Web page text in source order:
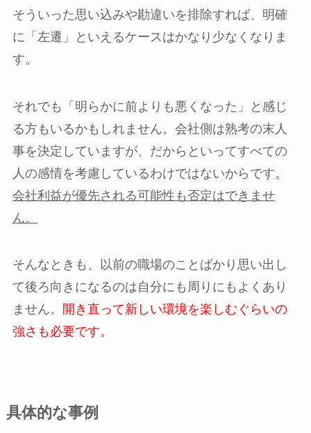
そういった思い込みや勘違いを排除すれば、明確
に「左遷」といえるケースはかなり少なくなりま
す。
それでも「明らかに前よりも悪くなった」と感じ
る方もいるかもしれません。会社側は熟考の末人
事を決定していますが、だからといってすべての
人の感情を考慮しているわけではないからです。
会社利益が優先される可能性も否定はできませ
ん。
そんなときも、以前の職場のことばかり思い出し
て後ろ向きになるのは自分にも周りにもよくあり
ません。
開き直って新しい環境を楽しむぐらいの
強さも必要です。
具体的な事例